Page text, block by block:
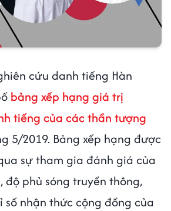
cứu danh tiếng Hàn
bảng xếp hạng giá trị
tiếng của các thần tượng
5/2019. Bảng xếp hạng được
sự tham gia đánh giá của
độ phủ sóng truyền thông,
nhận thức cộng đồng của